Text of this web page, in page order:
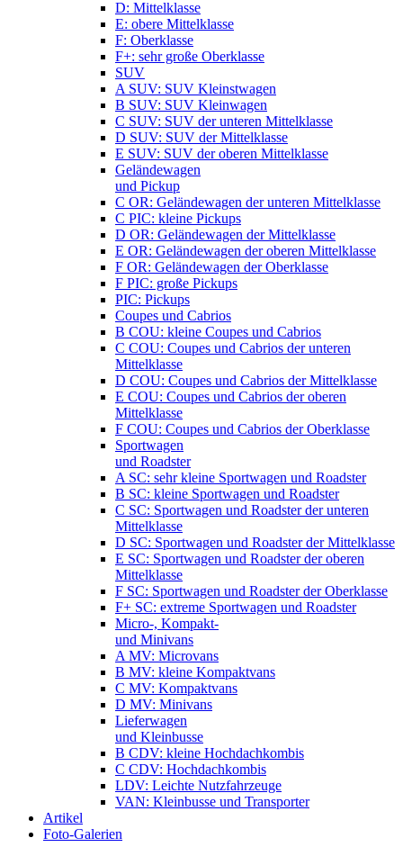
D: Mittelklasse
E: obere Mittelklasse
F: Oberklasse
F+: sehr große Oberklasse
SUV
A SUV: SUV Kleinstwagen
B SUV: SUV Kleinwagen
C SUV: SUV der unteren Mittelklasse
D SUV: SUV der Mittelklasse
E SUV: SUV der oberen Mittelklasse
Geländewagen
und Pickup
C OR: Geländewagen der unteren Mittelklasse
C PIC: kleine Pickups
D OR: Geländewagen der Mittelklasse
E OR: Geländewagen der oberen Mittelklasse
F OR: Geländewagen der Oberklasse
F PIC: große Pickups
PIC: Pickups
Coupes und Cabrios
B COU: kleine Coupes und Cabrios
C COU: Coupes und Cabrios der unteren
Mittelklasse
D COU: Coupes und Cabrios der Mittelklasse
E COU: Coupes und Cabrios der oberen
Mittelklasse
F COU: Coupes und Cabrios der Oberklasse
Sportwagen
und Roadster
A SC: sehr kleine Sportwagen und Roadster
B SC: kleine Sportwagen und Roadster
C SC: Sportwagen und Roadster der unteren
Mittelklasse
D SC: Sportwagen und Roadster der Mittelklasse
E SC: Sportwagen und Roadster der oberen
Mittelklasse
F SC: Sportwagen und Roadster der Oberklasse
F+ SC: extreme Sportwagen und Roadster
Micro-, Kompakt-
und Minivans
A MV: Microvans
B MV: kleine Kompaktvans
C MV: Kompaktvans
D MV: Minivans
Lieferwagen
und Kleinbusse
B CDV: kleine Hochdachkombis
C CDV: Hochdachkombis
LDV: Leichte Nutzfahrzeuge
VAN: Kleinbusse und Transporter
Artikel
Foto-Galerien